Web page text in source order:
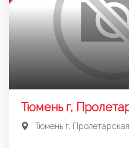
Тюмень г,
Тюмень г,